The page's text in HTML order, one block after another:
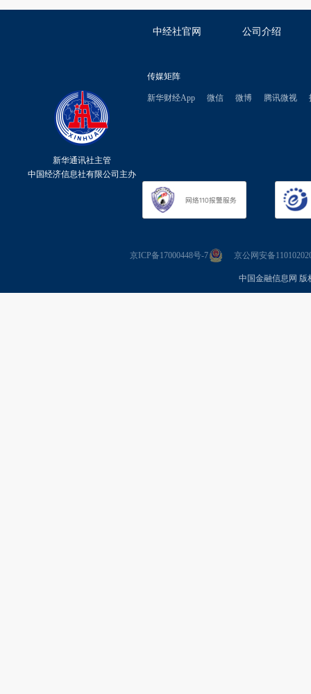
中经社官网 公司介绍
新华通讯社主管
中国经济信息社有限公司主办
传媒矩阵
新华财经App 微信 微博 腾讯微视
京ICP备17000448号-7 京公网安备
中国金融信息网 版